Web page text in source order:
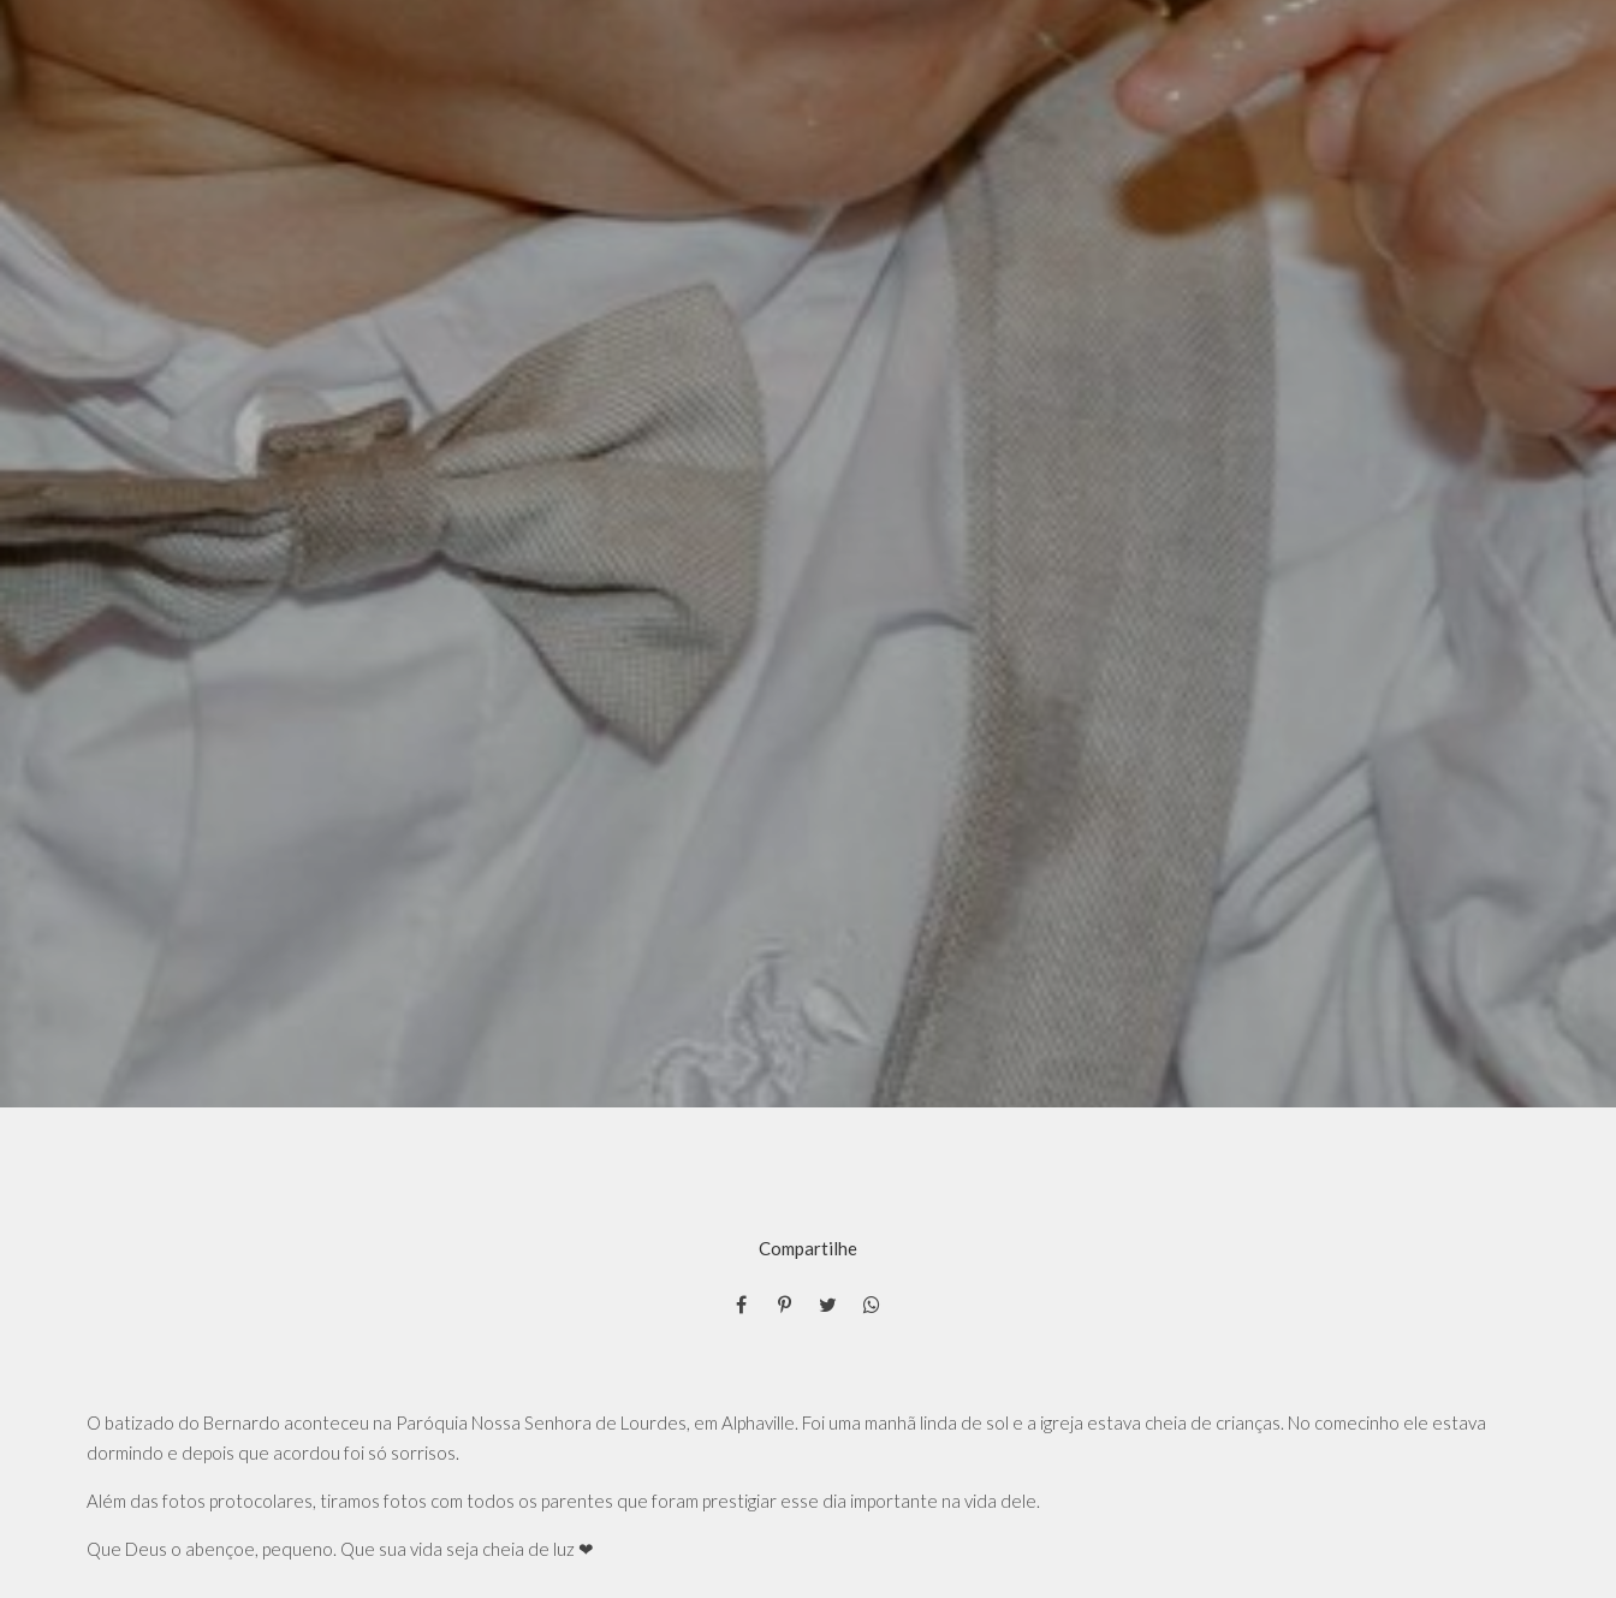
Compartilhe
O batizado do Bernardo aconteceu na Paróquia Nossa Senhora de Lourdes, em Alphaville. Foi uma manhã linda de sol e a igreja estava cheia de crianças. No comecinho ele estava
dormindo e depois que acordou foi só sorrisos.
Além das fotos protocolares, tiramos fotos com todos os parentes que foram prestigiar esse dia importante na vida dele.
Que Deus o abençoe, pequeno. Que sua vida seja cheia de luz ❤